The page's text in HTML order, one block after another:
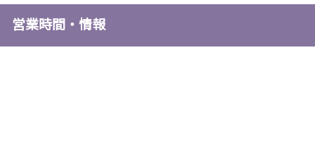
営業時間・情報